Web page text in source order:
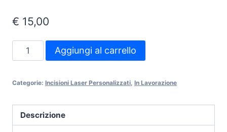
€ 15,00
Portachiavi
Tondo
Incisioni
quantità
Aggiungi al carrello
Categorie: Incisioni Laser Personalizzati In Lavorazione
Descrizione